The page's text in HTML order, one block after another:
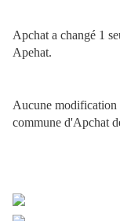
Apchat a changé 1
Apehat.
Aucune modification
commune d'Apchat